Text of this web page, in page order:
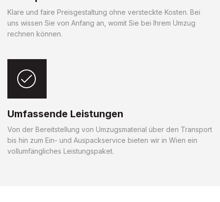
Klare und faire Preisgestaltung ohne versteckte Kosten. Bei
uns wissen Sie von Anfang an, womit Sie bei Ihrem Umzug
rechnen können.
Umfassende Leistungen
Von der Bereitstellung von Umzugsmaterial über den Transport
bis hin zum Ein- und Auspackservice bieten wir in Wien ein
vollumfängliches Leistungspaket.